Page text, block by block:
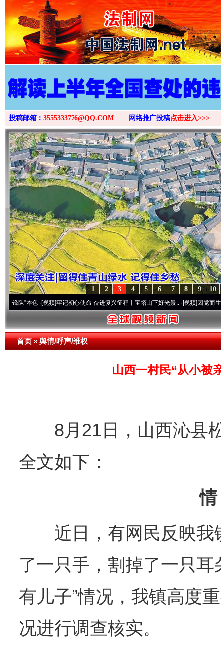
>
投稿邮箱： 3555333776@QQ.COM 网络推广投稿点击进入>>>
10
9
8
7
6
5
4
3
2
1
·[视频]牢记初心使命 奋进复兴征程丨宝塔山下好光景..·[视频]因党而生 为党而战
首页»舆情/呼声/维权
山西一村民“从小被
8月21日，山西沁县松
全文如下：
情
近日，有网民反映我
了一只手，割掉了一只
有儿子”情况，我镇高度
况进行调查核实。